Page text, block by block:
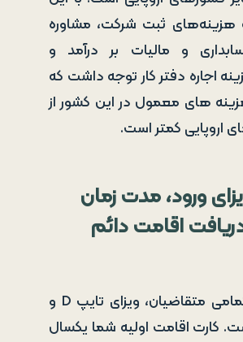
هزینه‌های ثبت شرکت، مشاوره
و مالیات بر درآمد و
اجاره دفتر کار توجه داشت که
های معمول در این کشور از
اروپایی کمتر است.
ورود، مدت زمان
اقامت دائم
ویزای ورود تمامی متقاضیان، ویزای تایپ D و
کارت اقامت اولیه شما یکسال